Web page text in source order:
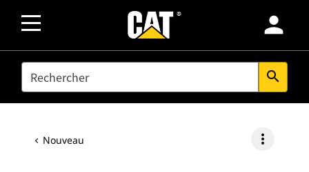
person
SEARCH search
Nouveau more_vert